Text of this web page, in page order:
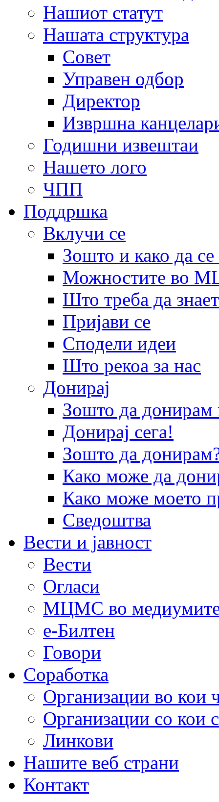
Нашиот статут
Нашата структура
Совет
Управен одбор
Директор
Извршна
Годишни извештаи
Нашето лого
ЧПП
Поддршка
Вклучи се
Зошто и како да
Можностите во
Што треба да
Пријави се
Сподели идеи
Што рекоа за нас
Донирај
Зошто да
Донирај сега!
Зошто да
Како може да
Како може моето
Сведоштва
Вести и јавност
Вести
Огласи
МЦМС во
е-Билтен
Говори
Соработка
Организации во кои
Организации со кои
Линкови
Нашите веб страни
Контакт